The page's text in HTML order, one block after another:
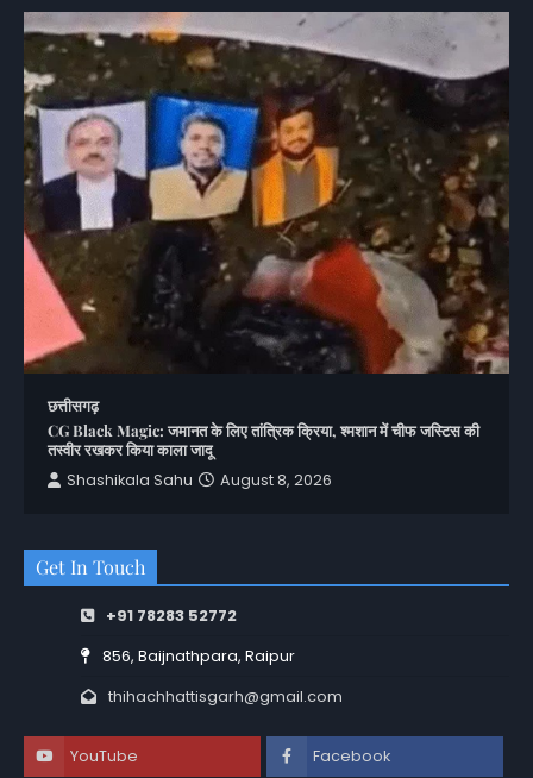
छत्तीसगढ़
CG Black Magic: जमानत के लिए तांत्रिक क्रिया, श्मशान में चीफ जस्टिस की
तस्वीर रखकर किया काला जादू
Shashikala Sahu
August 8, 2026
Get In Touch
+91 78283 52772
856, Baijnathpara, Raipur
thihachhattisgarh@gmail.com
YouTube Facebook